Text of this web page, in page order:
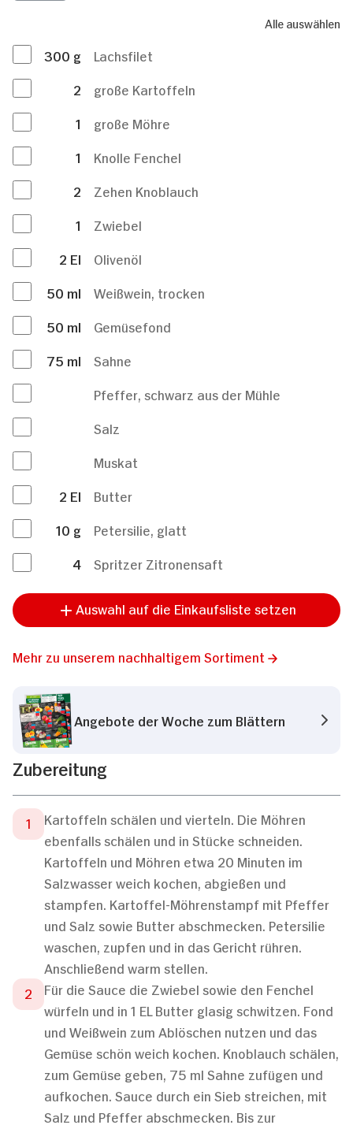
Alle auswählen
300 g
Lachsfilet
2
große Kartoffeln
1
große Möhre
1
Knolle Fenchel
2
Zehen Knoblauch
1
Zwiebel
2 El
Olivenöl
50 ml
Weißwein, trocken
50 ml
Gemüsefond
75 ml
Sahne
Pfeffer, schwarz aus der Mühle
Salz
Muskat
2 El
Butter
10 g
Petersilie, glatt
4
Spritzer Zitronensaft
Auswahl auf die Einkaufsliste setzen
Mehr zu unserem nachhaltigem Sortiment
Angebote der Woche zum Blättern
Zubereitung
Kartoffeln schälen und vierteln. Die Möhren
ebenfalls schälen und in Stücke schneiden.
Kartoffeln und Möhren etwa 20 Minuten im
Salzwasser weich kochen, abgießen und
stampfen. Kartoffel-Möhrenstampf mit Pfeffer
und Salz sowie Butter abschmecken. Petersilie
waschen, zupfen und in das Gericht rühren.
Anschließend warm stellen.
Für die Sauce die Zwiebel sowie den Fenchel
würfeln und in 1 EL Butter glasig schwitzen. Fond
und Weißwein zum Ablöschen nutzen und das
Gemüse schön weich kochen. Knoblauch schälen,
zum Gemüse geben, 75 ml Sahne zufügen und
aufkochen. Sauce durch ein Sieb streichen, mit
Salz und Pfeffer abschmecken. Bis zur